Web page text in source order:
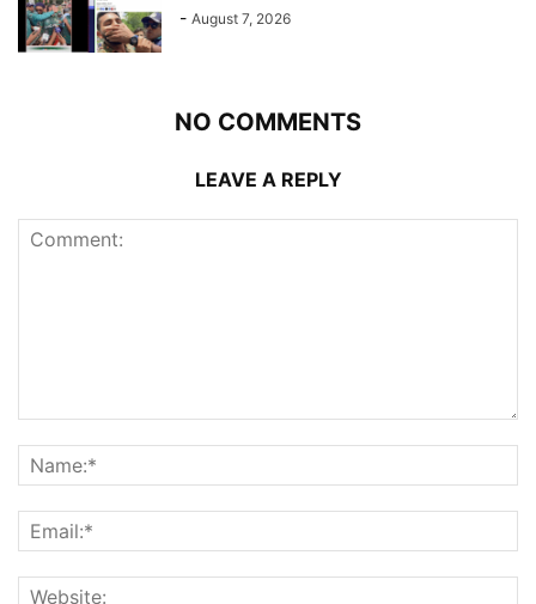
- August 7, 2026
NO COMMENTS
LEAVE A REPLY